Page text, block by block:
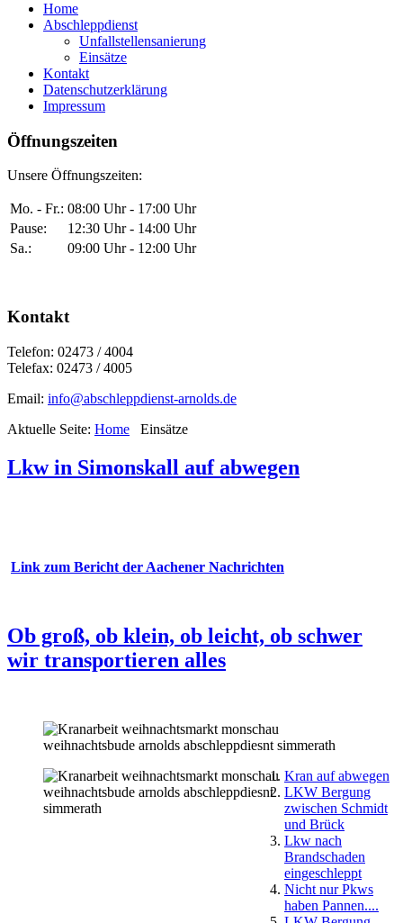
Home
Abschleppdienst
Unfallstellensanierung
Einsätze
Kontakt
Datenschutzerklärung
Impressum
Öffnungszeiten
Unsere Öffnungszeiten:
Mo. - Fr.: 08:00 Uhr - 17:00 Uhr
Pause:
12:30 Uhr - 14:00 Uhr
Sa.:
09:00 Uhr - 12:00 Uhr
Kontakt
Telefon: 02473 / 4004
Telefax: 02473 / 4005
Email: info@abschleppdienst-arnolds.de
Aktuelle Seite: Home Einsätze
Lkw in Simonskall auf abwegen
Link zum Bericht der Aachener Nachrichten
Ob groß, ob klein, ob leicht, ob schwer
wir transportieren alles
Kran auf abwegen
LKW Bergung
zwischen Schmidt
und Brück
Lkw nach
Brandschaden
eingeschleppt
Nicht nur Pkws
haben Pannen....